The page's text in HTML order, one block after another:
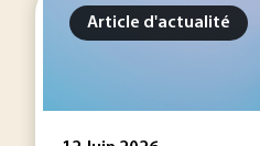
Article d'actualité